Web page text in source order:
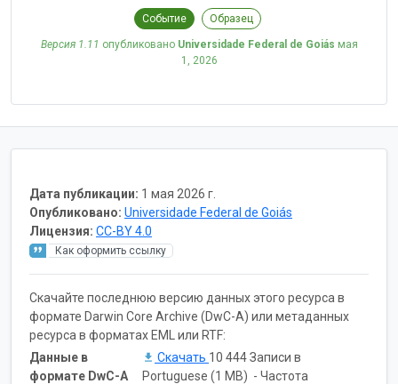
Событие Образец
Версия 1.11 опубликовано Universidade Federal de Goiás мая
1, 2026
Дата публикации: 1 мая 2026 г.
Опубликовано: Universidade Federal de Goiás
Лицензия: CC-BY 4.0
Как оформить ссылку
Скачайте последнюю версию данных этого ресурса в
формате Darwin Core Archive (DwC-A) или метаданных
ресурса в форматах EML или RTF:
Данные в
формате DwC-A
Скачать 10 444 Записи в
Portuguese (1 MB) - Частота